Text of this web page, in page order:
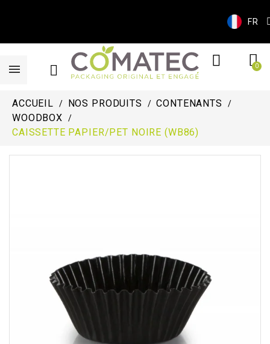
FR
ACCUEIL NOS PRODUITS
CONTENANTS
WOODBOX
CAISSETTE PAPIER/PET NOIRE (WB86)